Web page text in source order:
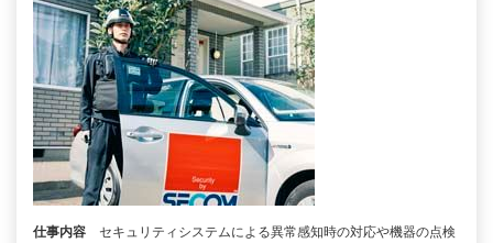
仕事内容
セキュリティシステムによる異常感知時の対応や機器の点検